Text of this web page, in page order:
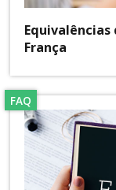
França
FAQ